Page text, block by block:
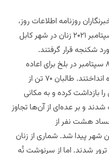
روزنامه اطلاعات روز،
هنگام پوشش خبری تظاهرات ۷ سپتامبر ۲۰۲۱ زنان در شهر کابل
شکنجه قرار گرفتند.
۴. ده‌ها تن از جوانان به تاریخ ۷ و ۸ سپتامبر در بلخ برای اعاده
حقوق و آزادی‌شان تظاهرات را به راه‌ انداختند. طالبان ۷۰ تن از
معترض را بازداشت کرده و به مکانی
و بر عده‌ای از آن‌ها تجاوز
هشت نفر از
شهر پیدا شد. شماری از زنان
ترور شدند. اما از سرنوشت نُه